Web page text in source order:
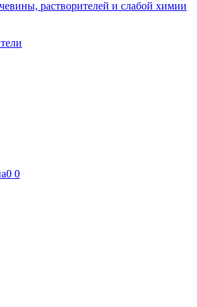
растворителей и слабой химии
0 0